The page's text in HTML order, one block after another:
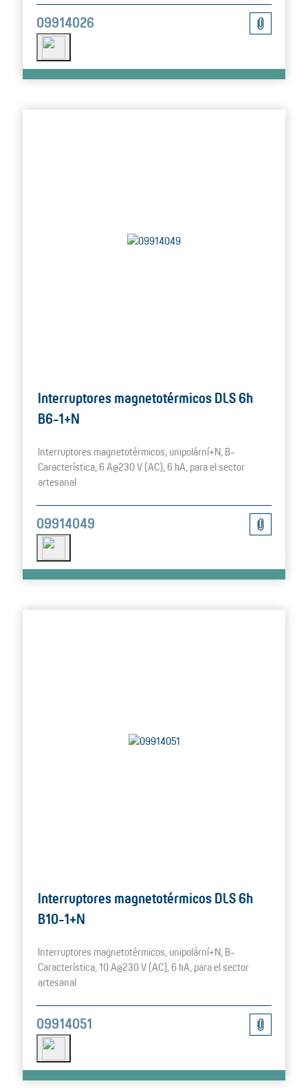
09914026
Interruptores magnetotérmicos DLS 6h
B6-1+N
Interruptores magnetotérmicos, unipolární+N, B-
Característica, 6 A@230 V (AC), 6 kA, para el sector
artesanal
09914049
Interruptores magnetotérmicos DLS 6h
B10-1+N
Interruptores magnetotérmicos, unipolární+N, B-
Característica, 10 A@230 V (AC), 6 kA, para el sector
artesanal
09914051